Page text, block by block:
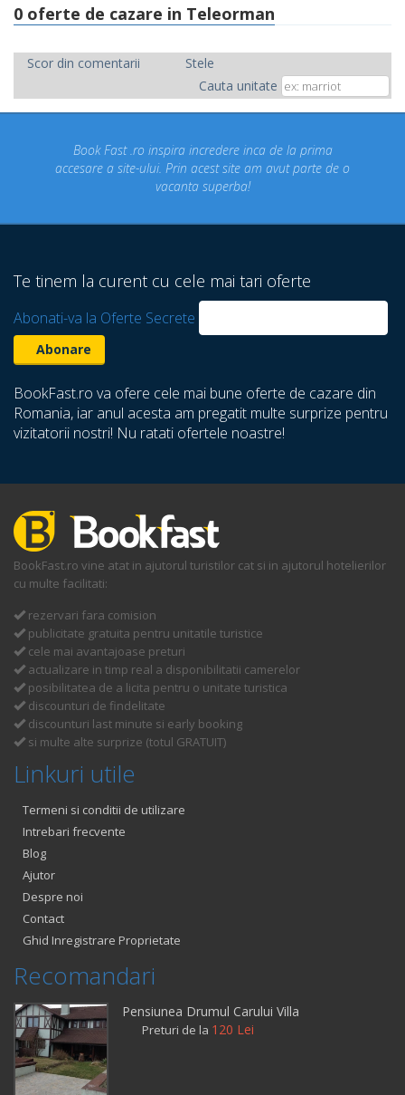
0 oferte de cazare in Teleorman
Scor din comentarii
Stele
Cauta unitate
inca de la prima
site am avut parte de o
Concediul nostru rezervat
un concediu de vis. Am
despre care nu stiam ca
Te tinem la curent cu cele mai tari oferte
Abonati-va la Oferte Secrete
BookFast.ro va ofere cele mai bune oferte de cazare din
Romania, iar anul acesta am pregatit multe surprize pentru
vizitatorii nostri! Nu ratati ofertele noastre!
BookFast.ro vine atat in ajutorul turistilor cat si in ajutorul hotelierilor
cu multe facilitati:
rezervari fara comision
publicitate gratuita pentru unitatile turistice
cele mai avantajoase preturi
actualizare in timp real a disponibilitatii camerelor
posibilitatea de a licita pentru o unitate turistica
discounturi de findelitate
discounturi last minute si early booking
si multe alte surprize (totul GRATUIT)
Linkuri utile
Termeni si conditii de utilizare
Intrebari frecvente
Blog
Ajutor
Despre noi
Contact
Ghid Inregistrare Proprietate
Recomandari
Pensiunea Drumul Carului Villa
Preturi de la 120 Lei